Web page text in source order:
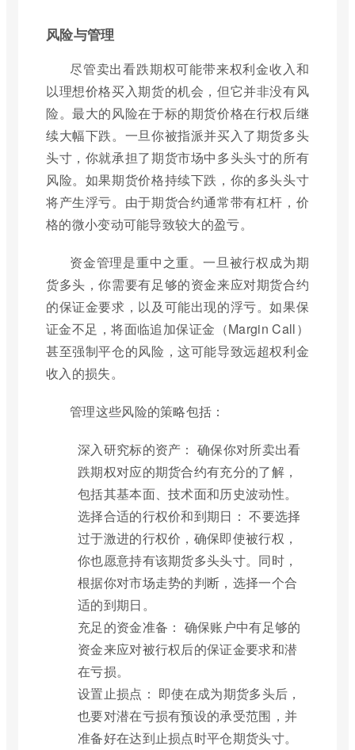
风险与管理
尽管卖出看跌期权可能带来权利金收入和
以理想价格买入期货的机会，但它并非没有风
险。最大的风险在于标的期货价格在行权后继
续大幅下跌。一旦你被指派并买入了期货多头
头寸，你就承担了期货市场中多头头寸的所有
风险。如果期货价格持续下跌，你的多头头寸
将产生浮亏。由于期货合约通常带有杠杆，价
格的微小变动可能导致较大的盈亏。
资金管理是重中之重。一旦被行权成为期
货多头，你需要有足够的资金来应对期货合约
的保证金要求，以及可能出现的浮亏。如果保
证金不足，将面临追加保证金（Margin Call）
甚至强制平仓的风险，这可能导致远超权利金
收入的损失。
管理这些风险的策略包括：
深入研究标的资产： 确保你对所卖出看
跌期权对应的期货合约有充分的了解，
包括其基本面、技术面和历史波动性。
选择合适的行权价和到期日： 不要选择
过于激进的行权价，确保即使被行权，
你也愿意持有该期货多头头寸。同时，
根据你对市场走势的判断，选择一个合
适的到期日。
充足的资金准备： 确保账户中有足够的
资金来应对被行权后的保证金要求和潜
在亏损。
设置止损点： 即使在成为期货多头后，
也要对潜在亏损有预设的承受范围，并
准备好在达到止损点时平仓期货头寸。